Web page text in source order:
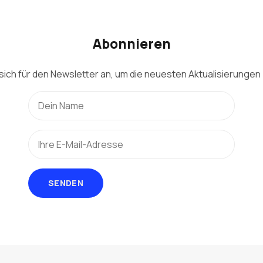
Abonnieren
für den Newsletter an, um die neuesten
SENDEN